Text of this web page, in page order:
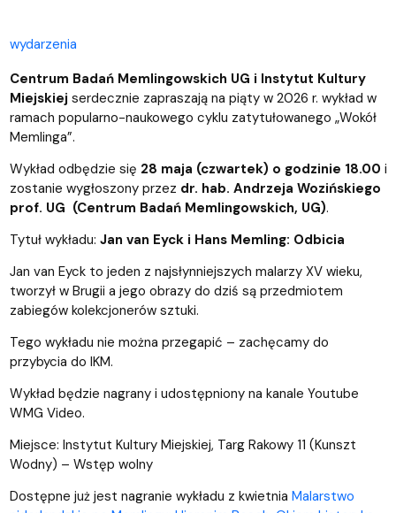
wydarzenia
Centrum Badań Memlingowskich UG i Instytut Kultury
Miejskiej serdecznie zapraszają na piąty w 2026 r. wykład w
ramach popularno-naukowego cyklu zatytułowanego „Wokół
Memlinga”.
Wykład odbędzie się 28 maja (czwartek) o godzinie 18.00 i
zostanie wygłoszony przez dr. hab. Andrzeja Wozińskiego
prof. UG (Centrum Badań Memlingowskich, UG).
Tytuł wykładu: Jan van Eyck i Hans Memling: Odbicia
Jan van Eyck to jeden z najsłynniejszych malarzy XV wieku,
tworzył w Brugii a jego obrazy do dziś są przedmiotem
zabiegów kolekcjonerów sztuki.
Tego wykładu nie można przegapić – zachęcamy do
przybycia do IKM.
Wykład będzie nagrany i udostępniony na kanale Youtube
WMG Video.
Miejsce: Instytut Kultury Miejskiej, Targ Rakowy 11 (Kunszt
Wodny) – Wstęp wolny
Dostępne już jest nagranie wykładu z kwietnia Malarstwo